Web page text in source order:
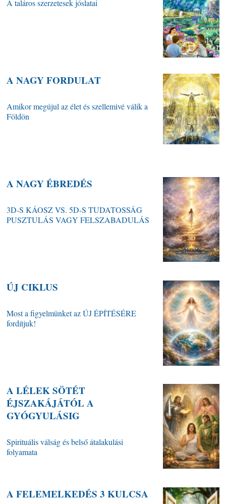
A taláros szerzetesek jóslatai
A NAGY FORDULAT
Amikor megújul az élet és szellemivé válik a
Földön
A NAGY ÉBREDÉS
3D-S KÁOSZ VS. 5D-S TUDATOSSÁG
PUSZTULÁS VAGY FELSZABADULÁS
ÚJ CIKLUS
Most a figyelmünket az ÚJ ÉPÍTÉSÉRE
fordítjuk!
A LÉLEK SÖTÉT
ÉJSZAKÁJÁTÓL A
GYÓGYULÁSIG
Spirituális válság és belső átalakulási
folyamata
A FELEMELKEDÉS 3 KULCSA